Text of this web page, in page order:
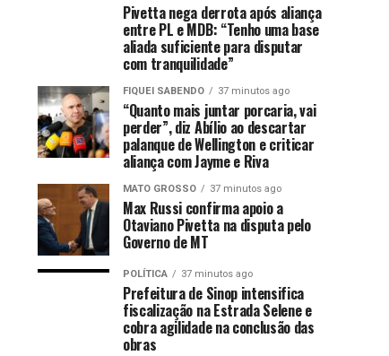
Pivetta nega derrota após aliança
entre PL e MDB: “Tenho uma base
aliada suficiente para disputar
com tranquilidade”
FIQUEI SABENDO 37 minutos ago
“Quanto mais juntar porcaria, vai
perder”, diz Abílio ao descartar
palanque de Wellington e criticar
aliança com Jayme e Riva
MATO GROSSO 37 minutos ago
Max Russi confirma apoio a
Otaviano Pivetta na disputa pelo
Governo de MT
POLÍTICA 37 minutos ago
Prefeitura de Sinop intensifica
fiscalização na Estrada Selene e
cobra agilidade na conclusão das
obras